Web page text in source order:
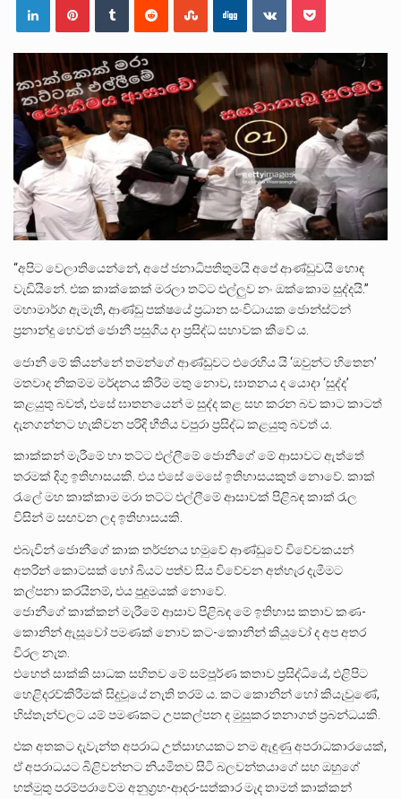
ගොවියන්ගේ ප්‍රශ්න, ධීවරයන්ගේ ප්‍රශ්න, සෞඛය ප්‍රශ්න, වැටු ප්‍ර්ශ්න, රැකියා විරහිත ප්‍රශ්න මේ සියලු ප්‍රශ්නවලට තනි…
“අපිට වෙලාතියෙන්නේ, අපේ ජනාධිපතිතුමයි අපේ ආණ්ඩුවයි හොඳ
වැඩියිනේ. එක කාක්කෙක් මරලා තට්ට එල්ලුව නං ඔක්කොම සුද්දයි.”
මහාමාර්ග ඇමැති, ආණ්ඩු පක්ෂයේ ප්‍රධාන සංවිධායක ජොන්ස්ටන්
ප්‍රනාන්දු හෙවත් ජොනී පසුගිය දා ප්‍රසිද්ධ සභාවක කීවේ ය.
ජොනී මේ කියන්නේ තමන්ගේ ආණ්ඩුවට එරෙහිය යි ‘ඔවුන්ට හිතෙන’
මතවාද නිකම්ම මර්දනය කිරීම මතු නොව, ඝාතනය ද යොදා ‘සුද්ද’
කළයුතු බවත්, එසේ ඝාතනයෙන් ම සුද්ද කළ සහ කරන බව කාට‌ කාටත්
දැනගන්නට හැකිවන පරිදි භීතිය වපුරා ප්‍රසිද්ධ කළයුතු බවත් ය.
කාක්කන් මැරීමේ හා තට්ට එල්ලීමේ ජොනීගේ මේ ආසාවට ඇත්තේ
තරමක් දිගු ඉතිහාසයකි. එය එසේ මෙසේ ඉතිහාසයකුත් නොවේ. කාක්
රැලේ මහ කාක්කාම මරා තට්ට එල්ලීමේ ආසාවක් පිළිබඳ කාක් රැල
විසින් ම සඟවන ලද ඉතිහාසයකි.
එබැවින් ජොනීගේ කාක තර්ජනය හමුවේ ආණ්ඩුවේ විවේචකයන්
අතරින් කොටසක් හෝ බියට පත්ව සිය විවේචන අත්හැර දැමීමට
කල්පනා කරයිනම්, එය පුදුමයක් නොවේ.
ජොනීගේ කාක්කන් මැරීමේ ආසාව පිළිබඳ මේ ඉතිහාස කතාව කණ-
කොනින් ඇසූවෝ පමණක් නොව කට-කොනින් කියූවෝ ද අප අතර
විරල නැත.
එහෙත් සාක්කි සාධක සහිතව මේ සම්පූර්ණ කතාව ප්‍රසිද්ධියේ, එළිපිට
හෙළිදරව්කිරීමක් සිදුවූයේ නැති තරම් ය. කට කොනින් හෝ කියැවුණේ,
හිස්තැන්වලට යම් පමණකට උපකල්පන ද මුසුකර තනාගත් ප්‍රබන්ධයකි.
එක අතකට දැවැන්ත අපරාධ උත්සාහයකට නම ඇඳුණු අපරාධකාරයෙක්,
ඒ අපරාධයට බිළිවන්නට නියමිතව සිටි බලවන්තයාගේ සහ ඔහුගේ
හත්මුතු පරම්පරාවේම අනුග්‍රහ-ආදර-සත්කාර මැද තාමත් කාක්කන්